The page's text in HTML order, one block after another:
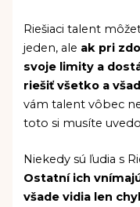
Riešiaci talent
jeden, ale ak pri
svoje limity a
riešiť všetko a
vám talent vôbec
toto si musíte
Niekedy sú ľudia s
Ostatní ich
všade vidia len